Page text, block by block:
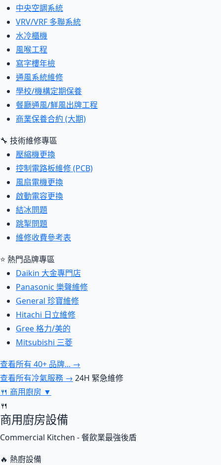
中央空調系統
VRV/VRF 多聯系統
水冷櫃機
風喉工程
寫字樓年檢
通風系統維修
學校/機構定期保養
餐廳通風/鮮風出牌工程
商業保養合約 (大期)
🔧 技術維修專區
壓縮機更換
控制電路板維修 (PCB)
風扇電機更換
啟動電容更換
結冰問題
跳掣問題
維修收費參考表
⭐ 熱門品牌專區
Daikin 大金專門店
Panasonic 樂聲維修
General 珍寶維修
Hitachi 日立維修
Gree 格力/美的
Mitsubishi 三菱
查看所有 40+ 品牌... →
查看所有冷氣服務 → 24H 緊急維修
🍴 商用廚房 ▼
🍴
商用廚房設備
Commercial Kitchen - 餐飲業最強後盾
🔥 熱廚設備